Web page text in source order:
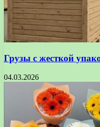
Грузы с жесткой
04.03.2026